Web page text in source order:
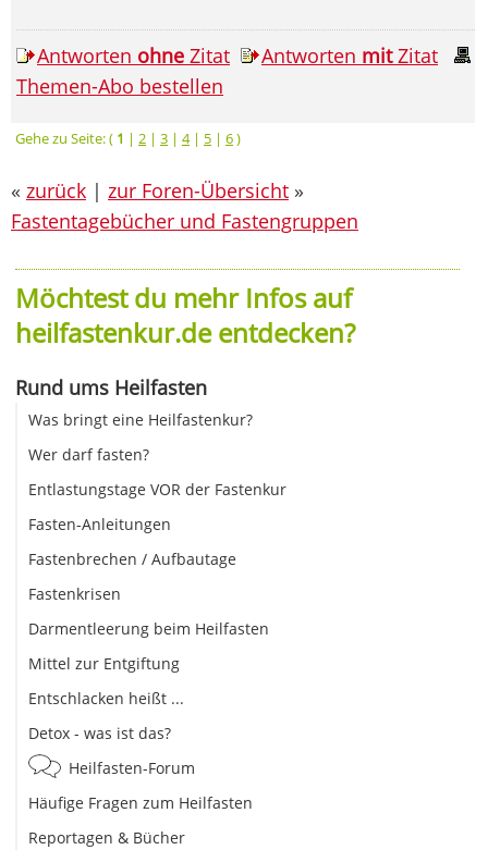
Antworten ohne Zitat Antworten mitZitat
Themen-Abo bestellen
Gehe zu Seite: ( 1 | 2 | 3 | 4| 5 | 6)
« zurück | zur Foren-Übersicht »
Fastentagebücher und Fastengruppen
Möchtest du mehr Infos auf
heilfastenkur.de entdecken?
Rund ums Heilfasten
Was bringt eine Heilfastenkur?
Wer darf fasten?
Entlastungstage VOR der Fastenkur
Fasten-Anleitungen
Fastenbrechen / Aufbautage
Fastenkrisen
Darmentleerung beim Heilfasten
Mittel zur Entgiftung
Entschlacken heißt ...
Detox - was ist das?
Heilfasten-Forum
Häufige Fragen zum Heilfasten
Reportagen & Bücher